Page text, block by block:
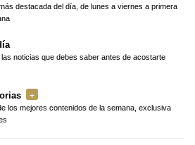
destacada del día, de lunes a viernes a primera
noticias que debes saber antes de acostarte
los mejores contenidos de la semana, exclusiva